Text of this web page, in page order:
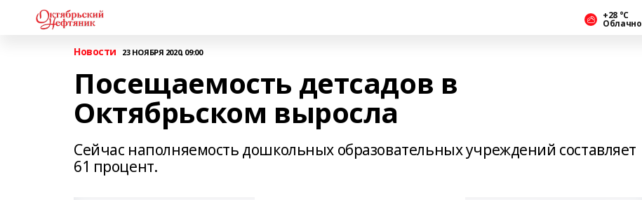
+28 °С
Облачно
Новости 23 НОЯБРЯ 2020, 09:00
Посещаемость детсадов в
Октябрьском выросла
Сейчас наполняемость дошкольных образовательных учреждений составляет
61 процент.